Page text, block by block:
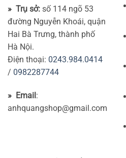
» Trụ sở: số 114 ngõ 53
đường Nguyễn Khoái, quận
Hai Bà Trưng, thành phố
Hà Nội.
Điện thoại: 0243.984.0414
/ 0982287744
» Email:
anhquangshop@gmail.com